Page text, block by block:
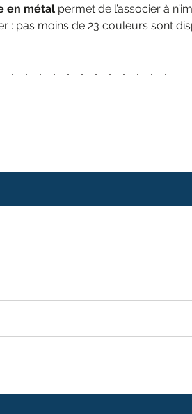
en métal permet de l’associer à
: pas moins de 23 couleurs sont